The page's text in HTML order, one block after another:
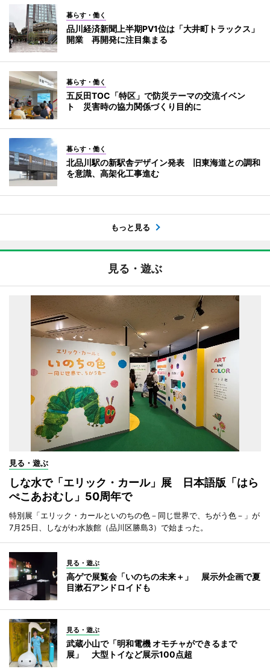
暮らす・働く
品川経済新聞上半期PV1位は「大井町トラックス」
開業 再開発に注目集まる
暮らす・働く
五反田TOC「特区」で防災テーマの交流イベン
ト 災害時の協力関係づくり目的に
暮らす・働く
北品川駅の新駅舎デザイン発表 旧東海道との調和
を意識、高架化工事進む
もっと見る
見る・遊ぶ
見る・遊ぶ
しな水で「エリック・カール」展 日本語版「はら
ぺこあおむし」50周年で
特別展「エリック・カールといのちの色－同じ世界で、ちがう色－」が
7月25日、しながわ水族館（品川区勝島3）で始まった。
見る・遊ぶ
高ゲで展覧会「いのちの未来＋」 展示外企画で夏
目漱石アンドロイドも
見る・遊ぶ
武蔵小山で「明和電機 オモチャができるまで
展」 大型トイなど展示100点超